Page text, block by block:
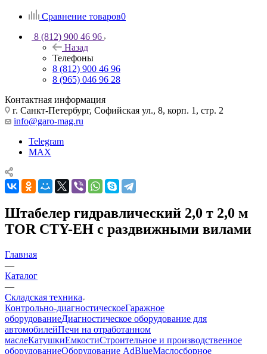
Сравнение товаров0
8 (812) 900 46 96
Назад
Телефоны
8 (812) 900 46 96
8 (965) 046 96 28
Контактная информация
г. Санкт-Петербург, Софийская ул., 8, корп. 1, стр. 2
info@garo-mag.ru
Telegram
MAX
Штабелер гидравлический 2,0 т 2,0 м
TOR CTY-EH с раздвижными вилами
Главная
—
Каталог
—
Складская техника
Контрольно-диагностическоеГаражное
оборудованиеДиагностическое оборудование для
автомобилейПечи на отработанном
маслеКатушкиЕмкостиСтроительное и производственное
оборудованиеОборудование AdBlueМаслосборное